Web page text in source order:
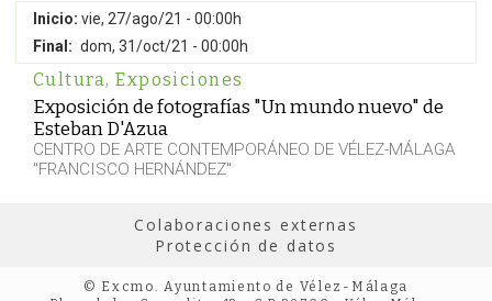
Inicio: vie, 27/ago/21 - 00:00h
Final: dom, 31/oct/21 - 00:00h
Cultura, Exposiciones
Exposición de fotografías "Un mundo nuevo" de
Esteban D'Azua
CENTRO DE ARTE CONTEMPORÁNEO DE VÉLEZ-MÁLAGA
"FRANCISCO HERNÁNDEZ"
Colaboraciones externas
Protección de datos
© Excmo. Ayuntamiento de Vélez-Málaga